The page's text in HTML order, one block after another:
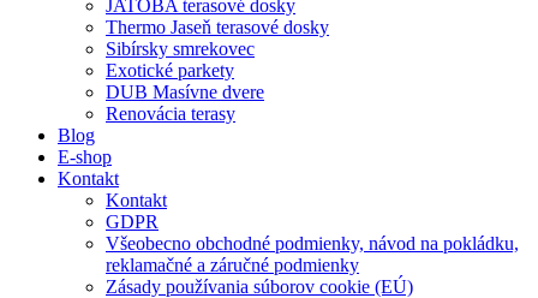
JATOBA terasové dosky
Thermo Jaseň terasové dosky
Sibírsky smrekovec
Exotické parkety
DUB Masívne dvere
Renovácia terasy
Blog
E-shop
Kontakt
Kontakt
GDPR
Všeobecno obchodné podmienky, návod na pokládku,
reklamačné a záručné podmienky
Zásady používania súborov cookie (EÚ)